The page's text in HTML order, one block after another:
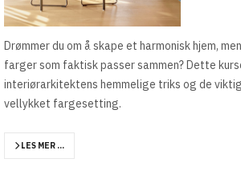
Drømmer du om å skape et harmonisk hjem,
farger som faktisk passer sammen? Dette
interiørarkitektens hemmelige triks og de
vellykket fargesetting.
LES MER …